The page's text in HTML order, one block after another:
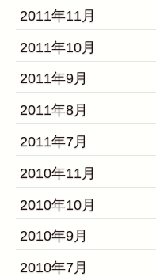
2011年11月
2011年10月
2011年9月
2011年8月
2011年7月
2010年11月
2010年10月
2010年9月
2010年7月